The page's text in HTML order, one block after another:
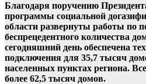
Благодаря поручению
программы социальной
области развернуты работы по
беспрецедентного количества
сегодняшний день обеспечена
подключения для 35,7 тысяч
населенных пунктах региона.
более 62,5 тысяч домов.